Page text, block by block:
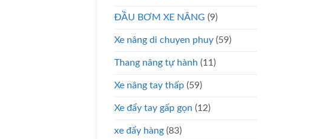
ĐẦU BƠM XE NÂNG (9)
Xe nâng di chuyen phuy (59)
Thang nâng tự hành (11)
Xe nâng tay thấp (59)
Xe đẩy tay gấp gọn (12)
xe đẩy hàng (83)